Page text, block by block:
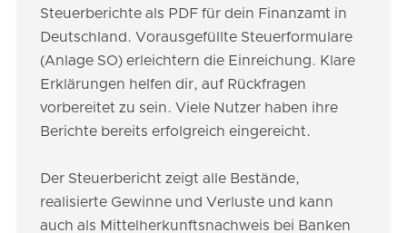
Steuerberichte als PDF für dein Finanzamt in
Deutschland. Vorausgefüllte Steuerformulare
(Anlage SO) erleichtern die Einreichung. Klare
Erklärungen helfen dir, auf Rückfragen
vorbereitet zu sein. Viele Nutzer haben ihre
Berichte bereits erfolgreich eingereicht.
Der Steuerbericht zeigt alle Bestände,
realisierte Gewinne und Verluste und kann
auch als Mittelherkunftsnachweis bei Banken